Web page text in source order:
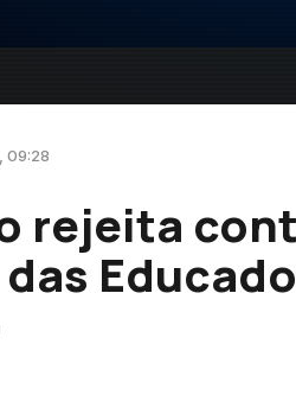
09:28
rejeita